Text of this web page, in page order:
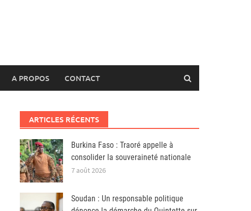
A PROPOS CONTACT
ARTICLES RÉCENTS
Burkina Faso : Traoré appelle à
consolider la souveraineté nationale
7 août 2026
Soudan : Un responsable politique